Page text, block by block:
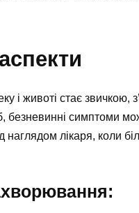
і животі стає
безневинні симптоми
лікаря, коли